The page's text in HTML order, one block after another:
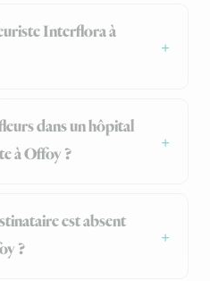
Interflora à
dans un hôpital
à Offoy ?
est absent
?